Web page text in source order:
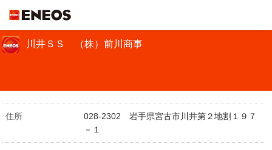
川井ＳＳ （株）前川商事
住所
028-2302 岩手県宮古市川井第２地割１９７
－１